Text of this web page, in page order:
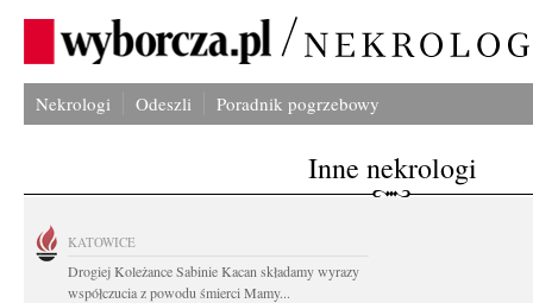
Nekrologi Odeszli Poradnik pogrzebowy
Inne nekrologi
KATOWICE
Drogiej Koleżance Sabinie Kacan składamy wyrazy
współczucia z powodu śmierci Mamy...